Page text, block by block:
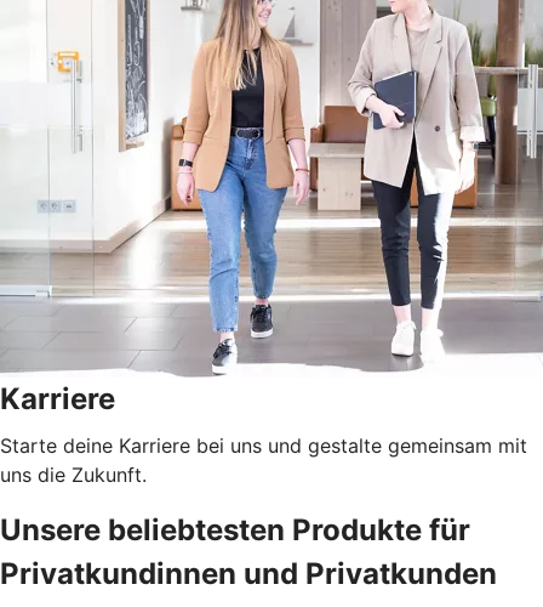
Karriere
Starte deine Karriere bei uns und gestalte gemeinsam mit
uns die Zukunft.
Unsere beliebtesten Produkte für
Privatkundinnen und Privatkunden